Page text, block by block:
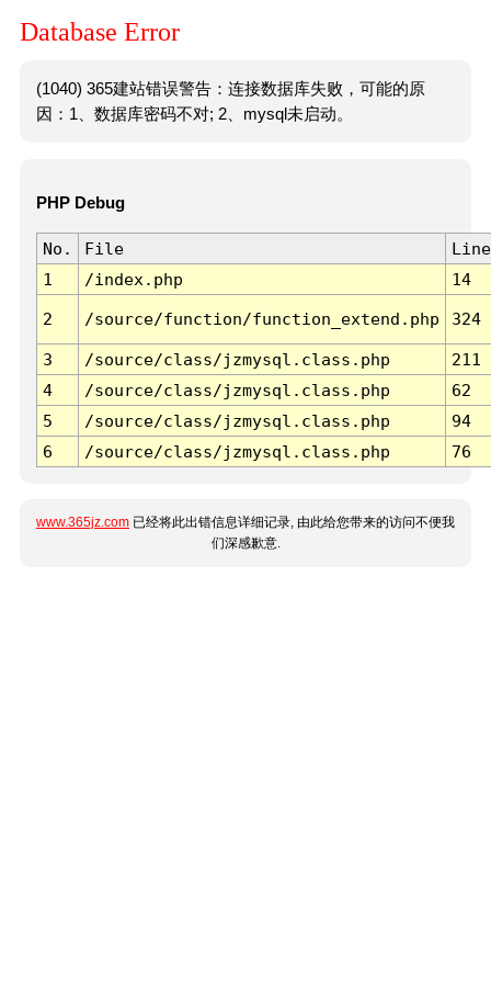
Database Error
(1040) 365建站错误警告：连接数据库失败，可能的原
因：1、数据库密码不对; 2、mysql未启动。
PHP Debug
No. File
Line
1
/index.php 14
2 /source/function/function_extend.php 324
3 /source/class/jzmysql.class.php
211
4
/source/class/jzmysql.class.php
62
5
/source/class/jzmysql.class.php
94
6
/source/class/jzmysql.class.php 76
www.365jz.com 已经将此出错信息详细记录, 由此给您带来的访问不便我
们深感歉意.